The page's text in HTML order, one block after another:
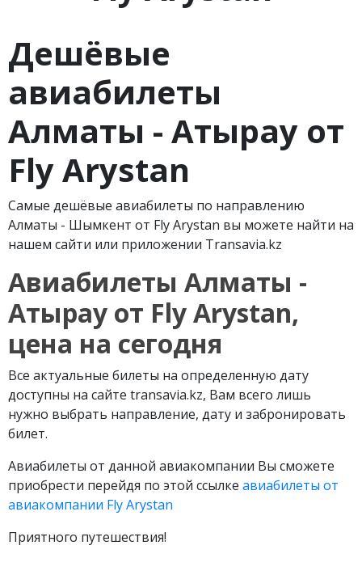
Дешёвые
авиабилеты
Алматы - Атырау от
Fly Arystan
Самые дешёвые авиабилеты по направлению
Алматы - Шымкент от Fly Arystan вы можете найти на
нашем сайти или приложении Transavia.kz
Авиабилеты Алматы -
Атырау от Fly Arystan,
цена на сегодня
Все актуальные билеты на определенную дату
доступны на сайте transavia.kz, Вам всего лишь
нужно выбрать направление, дату и забронировать
билет.
Авиабилеты от данной авиакомпании Вы сможете
приобрести перейдя по этой ссылке авиабилеты от
авиакомпании Fly Arystan
Приятного путешествия!